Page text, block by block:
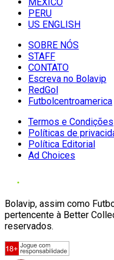
PERU
US ENGLISH
SOBRE NÓS
STAFF
CONTATO
Escreva no Bolavip
RedGol
Futbolcentroamerica
Termos e Condições
Políticas de
Política Editorial
Ad Choices
Bolavip, assim como
pertencente à Better
reservados.